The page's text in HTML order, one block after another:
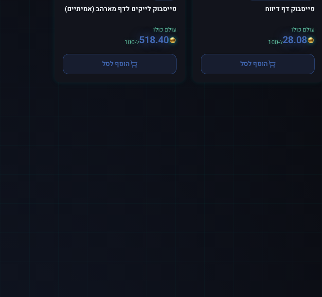
פייסבוק דף דיווח
עולם כולו
28.08ל-100
הוסף לסל
פייסבוק לייקים לדף מארהב (אמיתיים)
עולם כולו
518.40ל-100
הוסף לסל